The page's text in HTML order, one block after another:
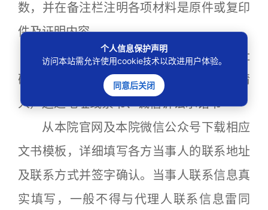
数，并在备注栏注明各项材料是原件或复印
件及证明内容
□7. 原告（申请人）诉讼文书送达地址
确认书、原告（申请人）提供被告（被申请
人）送达地址线索书、诚信诉讼承诺书
从本院官网及本院微信公众号下载相应
文书模板，详细填写各方当事人的联系地址
及联系方式并签字确认。当事人联系信息真
实填写，一般不得与代理人联系信息雷同
个人信息保护声明
访问本站需允许使用cookie技术以改进用户体验。
同意后关闭